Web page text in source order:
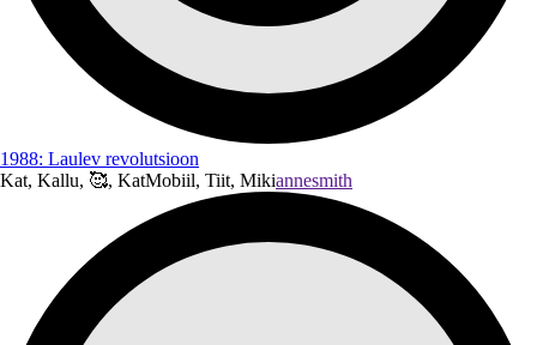
1988: Laulev revolutsioon
Kat, Kallu, 🥰, KatMobiil, Tiit, Mikiannesmith